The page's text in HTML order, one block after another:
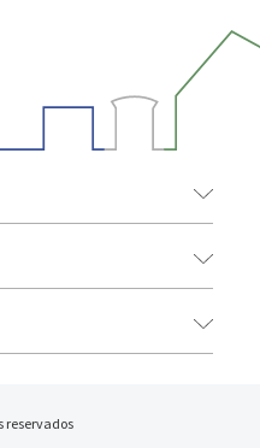
reservados